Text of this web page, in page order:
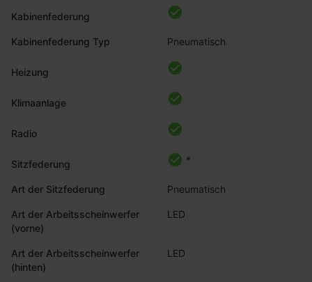
Kabinenfederung
Kabinenfederung Typ Pneumatisch
Heizung
Klimaanlage
Radio
Sitzfederung *
Art der Sitzfederung Pneumatisch
Art der Arbeitsscheinwerfer
(vorne)
LED
Art der Arbeitsscheinwerfer
(hinten)
LED